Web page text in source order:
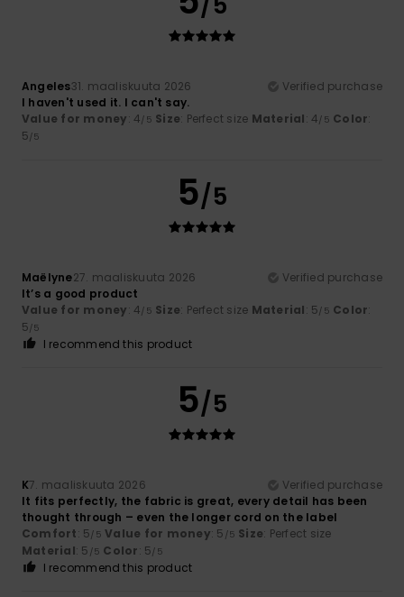
Angeles31. maaliskuuta 2026
Verified purchase
I haven't used it. I can't say.
Value for money: 4/5 Size: Perfect size Material: 4/5 Color:
5/5
5/5
Maëlyne27. maaliskuuta 2026
Verified purchase
It’s a good product
Value for money: 4/5 Size: Perfect size Material: 5/5 Color:
5/5
I recommend this product
5/5
K7. maaliskuuta 2026
Verified purchase
It fits perfectly, the fabric is great, every detail has been
thought through – even the longer cord on the label
Comfort: 5/5 Value for money: 5 /5 Size: Perfect size
Material: 5 /5 Color: 5/5
I recommend this product